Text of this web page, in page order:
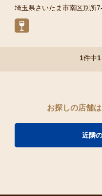
埼玉県さいたま市南区別
1件中1
お探しの店舗
近隣